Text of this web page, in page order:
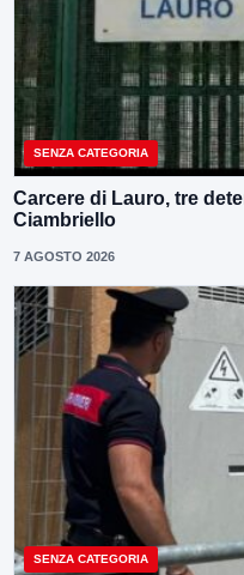
SENZA CATEGORIA
Carcere di Lauro, tre
Ciambriello
7 AGOSTO 2026
SENZA CATEGORIA